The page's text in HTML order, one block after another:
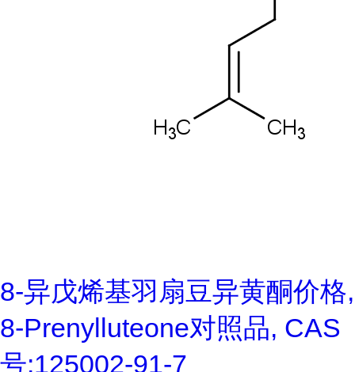
8-异戊烯基羽扇豆异黄酮价格,
8-Prenylluteone对照品, CAS
号:125002-91-7